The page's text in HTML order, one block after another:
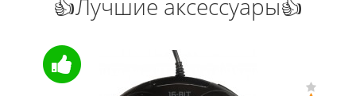
👍Лучшие аксессуары👍